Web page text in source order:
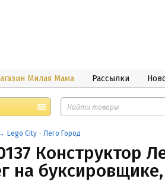
Милая Мама Рассылки
Lego City - Лего Город
Конструктор
на